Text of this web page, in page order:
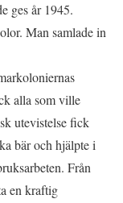
ges år 1945.
Man samlade in
alla som ville
utevistelse fick
bär och hjälpte i
Från
en kraftig